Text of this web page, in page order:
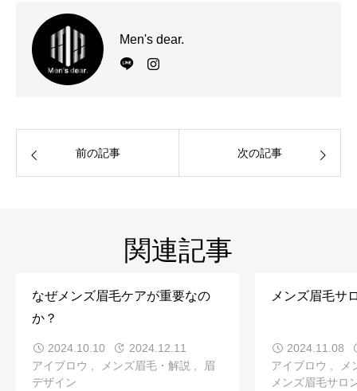
Men's dear.
前の記事 次の記事
関連記事
なぜメンズ眉毛ケアが重要なの
か？
2024.10.10
2024.12.11
アイブロウ
メンズ眉毛・解説
眉
デザイン
メンズ眉毛サ
2024.11.08
アイブロウ
メ
メンズ眉毛サロ